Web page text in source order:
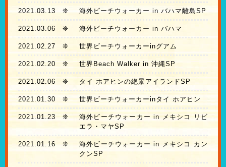
2021.03.13 ❊ 海外ビーチウォーカー in バハマ離島SP
2021.03.06 ❊ 海外ビーチウォーカー in バハマ
2021.02.27 ❊ 世界ビーチウォーカーinグアム
2021.02.20 ❊ 世界Beach Walker in 沖縄SP
2021.02.06 ❊ タイ ホアヒンの絶景アイランドSP
2021.01.30 ❊ 世界ビーチウォーカーinタイ ホアヒン
2021.01.23❊
海外ビーチウォーカー in メキシコ リビ
エラ・マヤSP
2021.01.16 ❊
海外ビーチウォーカー in メキシコ カン
クンSP